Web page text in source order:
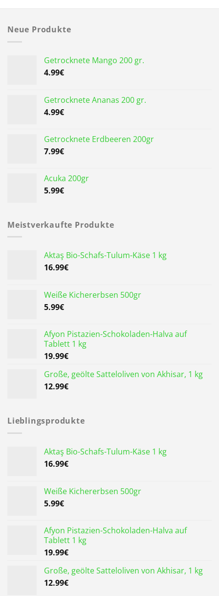
Neue Produkte
Getrocknete Mango 200 gr.
4.99€
Getrocknete Ananas 200 gr.
4.99€
Getrocknete Erdbeeren 200gr
7.99€
Acuka 200gr
5.99€
Meistverkaufte Produkte
Aktaş Bio-Schafs-Tulum-Käse 1 kg
16.99€
Weiße Kichererbsen 500gr
5.99€
Afyon Pistazien-Schokoladen-Halva auf
Tablett 1 kg
19.99€
Große, geölte Satteloliven von Akhisar, 1 kg
12.99€
Lieblingsprodukte
Aktaş Bio-Schafs-Tulum-Käse 1 kg
16.99€
Weiße Kichererbsen 500gr
5.99€
Afyon Pistazien-Schokoladen-Halva auf
Tablett 1 kg
19.99€
Große, geölte Satteloliven von Akhisar, 1 kg
12.99€